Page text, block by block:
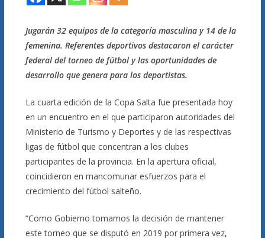
Jugarán 32 equipos de la categoría masculina y 14 de la
femenina. Referentes deportivos destacaron el carácter
federal del torneo de fútbol y las oportunidades de
desarrollo que genera para los deportistas.
La cuarta edición de la Copa Salta fue presentada hoy
en un encuentro en el que participaron autoridades del
Ministerio de Turismo y Deportes y de las respectivas
ligas de fútbol que concentran a los clubes
participantes de la provincia. En la apertura oficial,
coincidieron en mancomunar esfuerzos para el
crecimiento del fútbol salteño.
“Como Gobierno tomamos la decisión de mantener
este torneo que se disputó en 2019 por primera vez,